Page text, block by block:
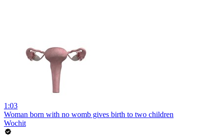
1:03
Woman born with no womb gives birth to two children
Wochit